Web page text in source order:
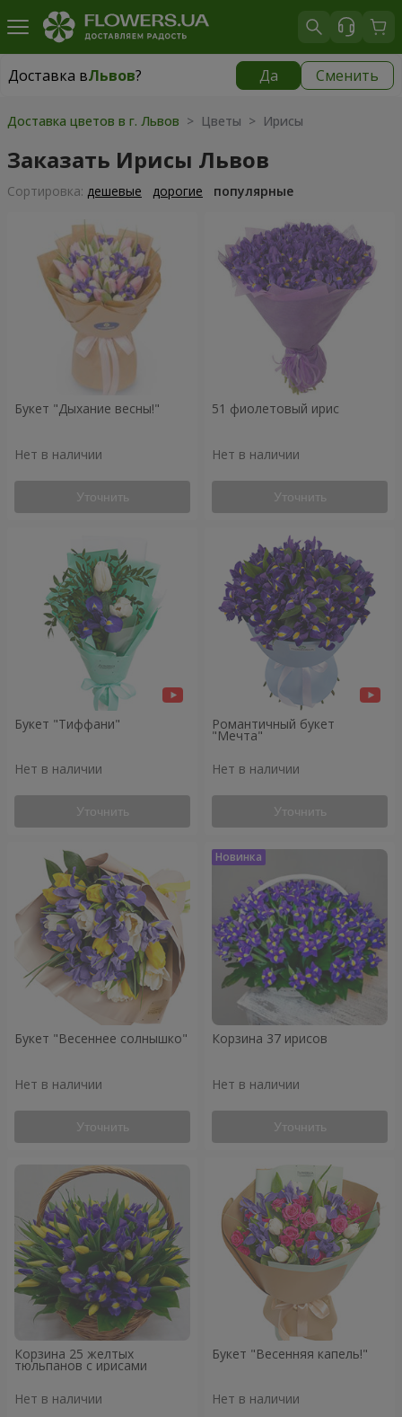
Доставка вЛьвов? Да Сменить
Доставка вЛьвов|
Доставка цветов в г. Львов > Цветы > Ирисы
Заказать Ирисы Львов
Cортировка: дешевые дорогие популярные
Букет "Дыхание весны!"
Нет в наличии
Уточнить
51 фиолетовый ирис
Нет в наличии
Уточнить
Букет "Тиффани"
Нет в наличии
Уточнить
Романтичный букет
"Мечта"
Нет в наличии
Уточнить
Букет "Весеннее солнышко"
Нет в наличии
Уточнить
Корзина 37 ирисов
Нет в наличии
Уточнить
Корзина 25 желтых
тюльпанов с ирисами
Нет в наличии
Букет "Весенняя капель!"
Нет в наличии